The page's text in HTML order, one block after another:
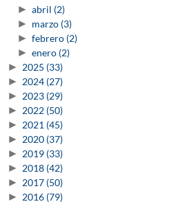
► abril (2)
► marzo (3)
► febrero (2)
► enero (2)
► 2025 (33)
► 2024 (27)
► 2023 (29)
► 2022 (50)
► 2021 (45)
► 2020 (37)
► 2019 (33)
► 2018 (42)
► 2017 (50)
► 2016 (79)